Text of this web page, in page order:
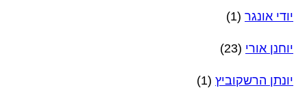
יודי אונגר (1)
יוחנן אורי (23)
יונתן הרשקוביץ (1)